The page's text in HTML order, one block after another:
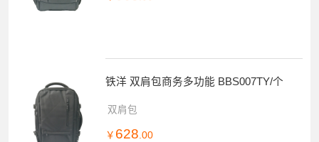
铁洋 双肩包商务多功能 BBS007TY/个
双肩包
￥ 628.00